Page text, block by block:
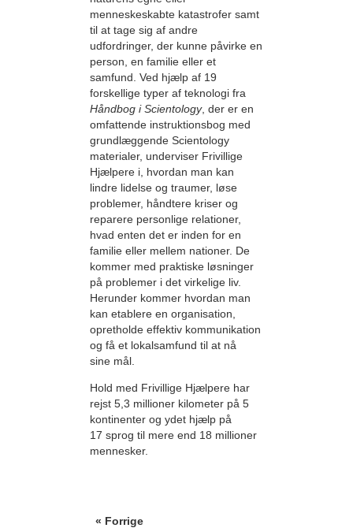
menneskeskabte katastrofer samt
til at tage sig af andre
udfordringer, der kunne påvirke en
person, en familie eller et
samfund. Ved hjælp af 19
forskellige typer af teknologi fra
Håndbog i Scientology, der er en
omfattende instruktionsbog med
grundlæggende Scientology
materialer, underviser Frivillige
Hjælpere i, hvordan man kan
lindre lidelse og traumer, løse
problemer, håndtere kriser og
reparere personlige relationer,
hvad enten det er inden for en
familie eller mellem nationer. De
kommer med praktiske løsninger
på problemer i det virkelige liv.
Herunder kommer hvordan man
kan etablere en organisation,
opretholde effektiv kommunikation
og få et lokalsamfund til at nå
sine mål.
Hold med Frivillige Hjælpere har
rejst 5,3 millioner kilometer på 5
kontinenter og ydet hjælp på
17 sprog til mere end 18 millioner
mennesker.
« Forrige